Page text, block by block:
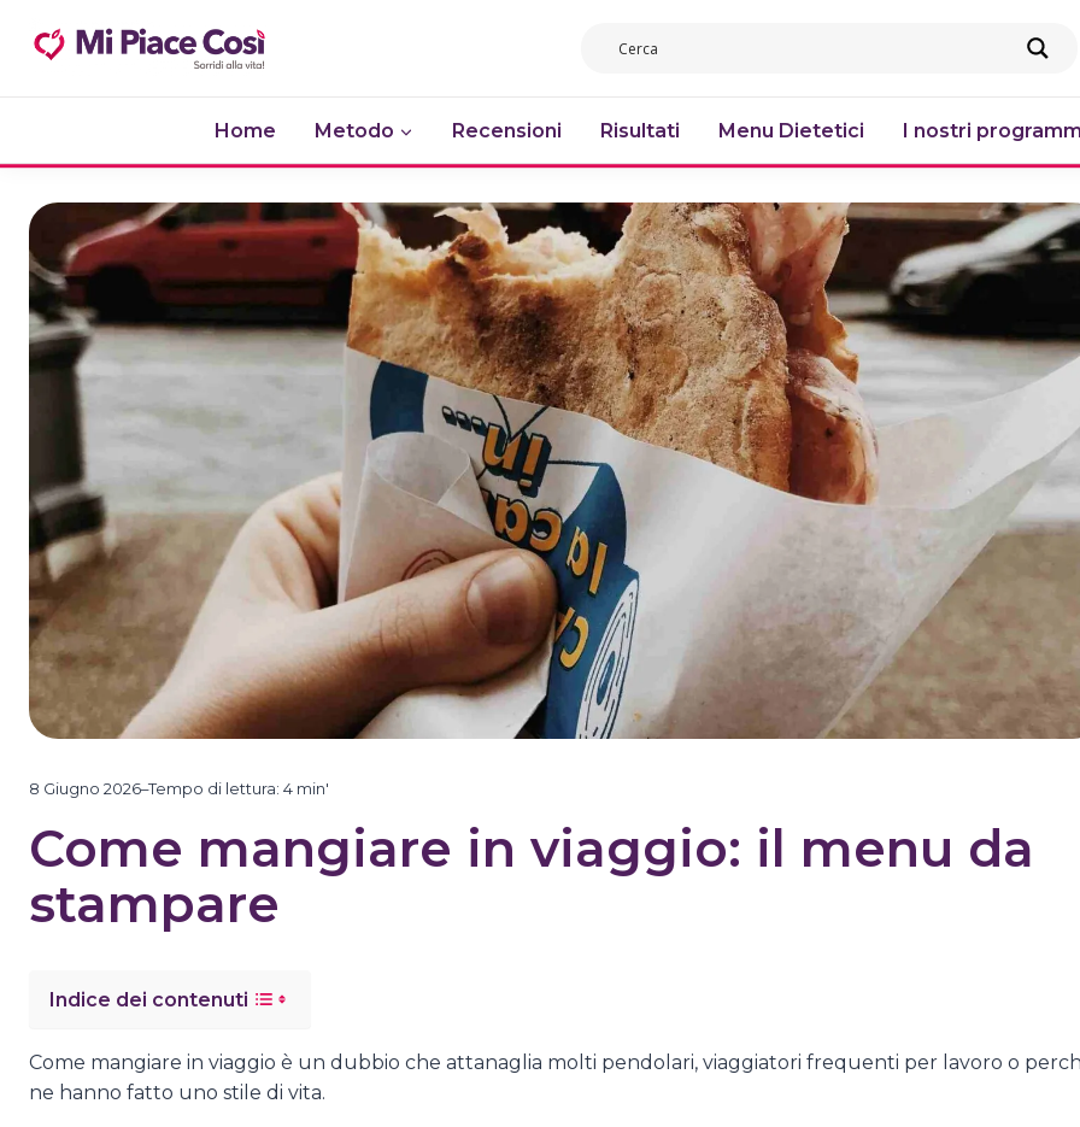
Home Metodo Recensioni Risultati Menu Dietetici I nostri
8 Giugno 2026–Tempo di lettura: 4 min'
Come mangiare in viaggio: il menu da
stampare
Indice dei contenuti
Come mangiare in viaggio è un dubbio che attanaglia molti pendolari, viaggiatori frequenti per lavoro o
ne hanno fatto uno stile di vita.